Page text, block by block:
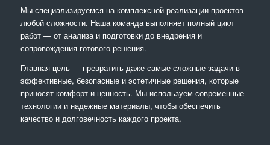
Мы специализируемся на комплексной реализации проектов
любой сложности. Наша команда выполняет полный цикл
работ — от анализа и подготовки до внедрения и
сопровождения готового решения.
Главная цель — превратить даже самые сложные задачи в
эффективные, безопасные и эстетичные решения, которые
приносят комфорт и ценность. Мы используем современные
технологии и надежные материалы, чтобы обеспечить
качество и долговечность каждого проекта.